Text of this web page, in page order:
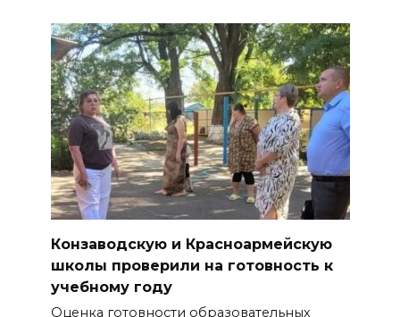
Конзаводскую и Красноармейскую
школы проверили на готовность к
учебному году
Оценка готовности образовательных